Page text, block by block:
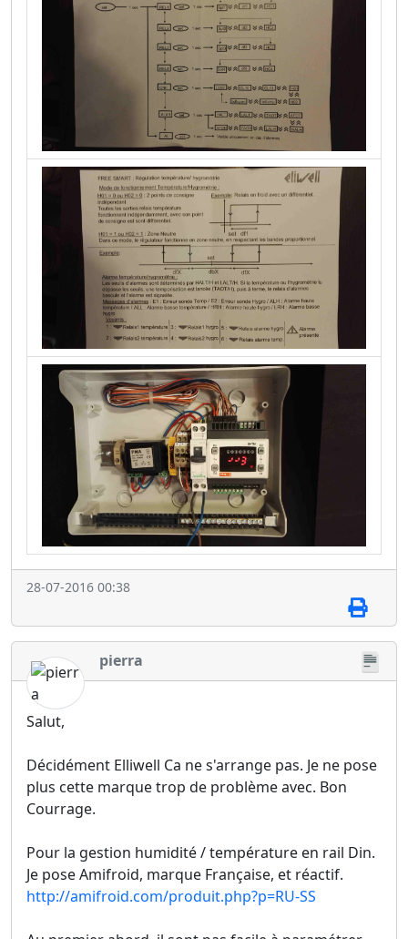
28-07-2016 00:38
pierra
Salut,
Décidément Elliwell Ca ne s'arrange pas. Je ne pose
plus cette marque trop de problème avec. Bon
Courrage.
Pour la gestion humidité / température en rail Din.
Je pose Amifroid, marque Française, et réactif.
http://amifroid.com/produit.php?p=RU-SS